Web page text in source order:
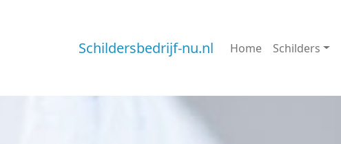
Schildersbedrijf-nu.nl Home Schilders